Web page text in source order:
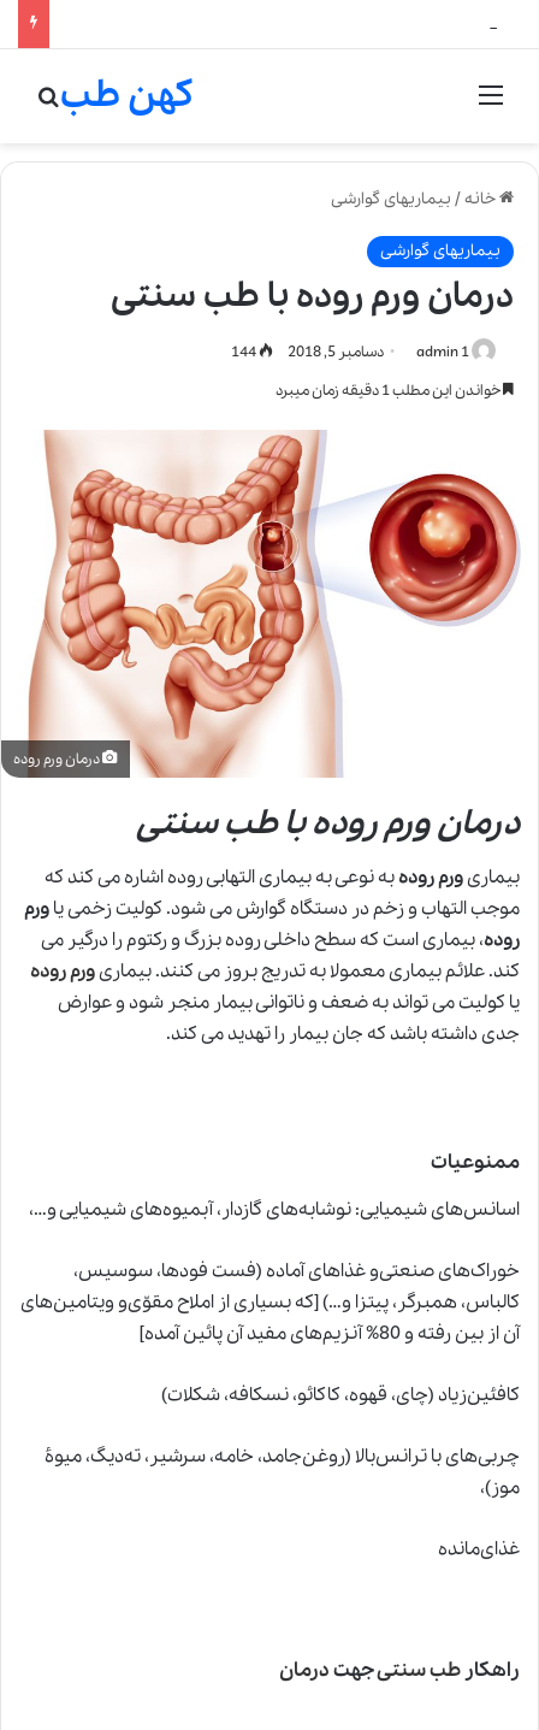
منو کهن طب
خانه/ بیماریهای گوارشی
بیماریهای گوارشی
درمان ورم روده با طب سنتی
admin 1 دسامبر 5, 2018
خواندن این مطلب 1 دقیقه زمان میبرد
درمان ورم روده
درمان ورم روده با طب سنتی
بیماریورم رودهبه نوعی به بیماری التهابی روده اشاره می کند که
موجب التهاب و زخم در دستگاه گوارش می شود. کولیت زخمی یاورم
روده، بیماری است که سطح داخلی روده بزرگ و رکتوم را درگیر می
کند. علائم بیماری معمولا به تدریج بروز می کنند. بیماریورم روده
یا کولیت می تواند به ضعف و ناتوانی بیمار منجر شود و عوارض
جدی داشته باشد که جان بیمار را تهدید می کند.
ممنوعیات
اسانس‌های شیمیایی:نوشابه‌های گازدار، آبمیوه‌های شیمیایی و…،
خوراک‌های صنعتی‌و غذاهای آماده (فست فودها، سوسیس،
کالباس، همبرگر، پیتزا و…) [که بسیاری از املاح مقوّی‌و ویتامین‌های
آن از بین رفته و 80% آنزیم‌های مفید آن پائین آمده]
کافئین‌زیاد (چای، قهوه، کاکائو، نسکافه، شکلات)
چربی‌های با ترانس‌بالا (روغن‌جامد، خامه، سرشیر، ته‌دیگ، میوۀ
موز)،
غذای‌مانده
راهکار طب سنتیجهتدرمان